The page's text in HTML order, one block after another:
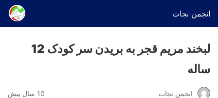
انجمن نجات
لبخند مریم قجر به بریدن سر کودک 12
ساله
انجمن نجات 10 سال پیش